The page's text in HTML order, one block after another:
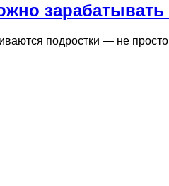
зарабатывать
подростки — не